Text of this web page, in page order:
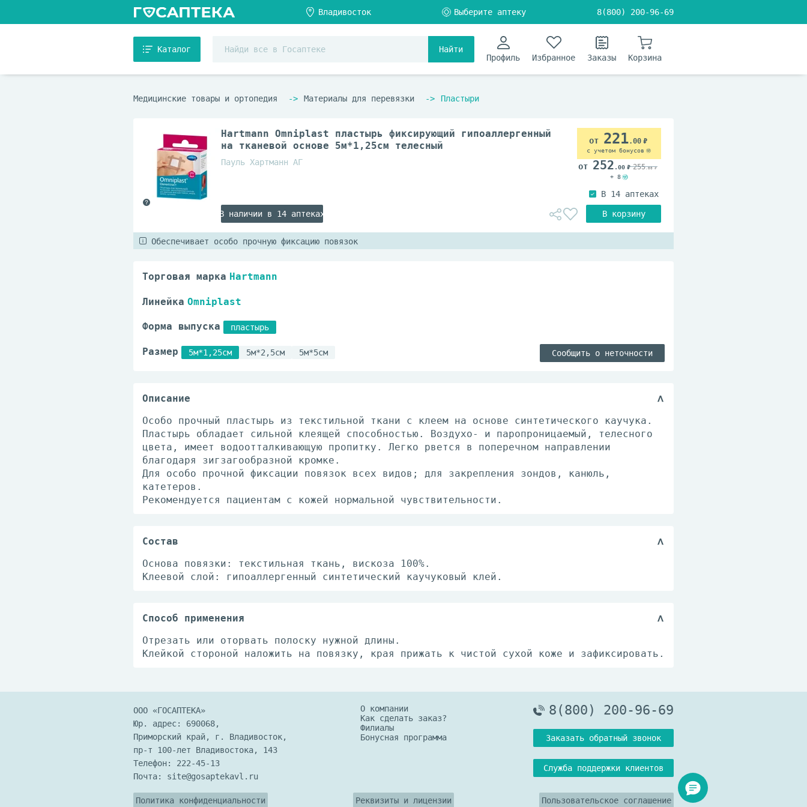
8(800) 200-96-69
Каталог
Найти
Профиль
Избранное Заказы Корзина
Медицинские товары и ортопедия Материалы для перевязки Пластыри
Hartmann Omniplast пластырь фиксирующий гипоаллергенный
на тканевой основе 5м*1,25см телесный
Пауль Хартманн АГ
В наличии в 14 аптеках
221.00
с учетом бонусов
252 .00 255.00
+ 8
Обеспечивает особо прочную фиксацию повязок
Торговая марка Hartmann
Линейка Omniplast
Форма выпуска пластырь
Размер 5м*1,25см 5м*2,5см 5м*5см Сообщить о неточности
Описание
Особо прочный пластырь из текстильной ткани с клеем на основе синтетического каучука.
Пластырь обладает сильной клеящей способностью. Воздухо- и паропроницаемый, телесного
цвета, имеет водоотталкивающую пропитку. Легко рвется в поперечном направлении
благодаря зигзагообразной кромке.
Для особо прочной фиксации повязок всех видов; для закрепления зондов, канюль,
катетеров.
Рекомендуется пациентам с кожей нормальной чувствительности.
Состав
Основа повязки: текстильная ткань, вискоза 100%.
Клеевой слой: гипоаллергенный синтетический каучуковый клей.
Способ применения
Отрезать или оторвать полоску нужной длины.
Клейкой стороной наложить на повязку, края прижать к чистой сухой коже и зафиксировать.
ООО «ГОСАПТЕКА»
Юр. адрес: 690068,
Приморский край, г. Владивосток,
пр-т 100-лет Владивостока, 143
Телефон: 222-45-13
Почта: site@gosaptekavl.ru
О компании
Как сделать заказ?
Филиалы
Бонусная программа
8(800) 200-96-69
Заказать обратный звонок
Служба поддержки клиентов
Политика конфиденциальности Реквизиты и лицензии Пользовательское соглашение